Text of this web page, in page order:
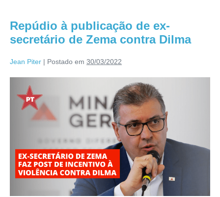
Repúdio à publicação de ex-
secretário de Zema contra Dilma
Jean Piter | Postado em 30/03/2022